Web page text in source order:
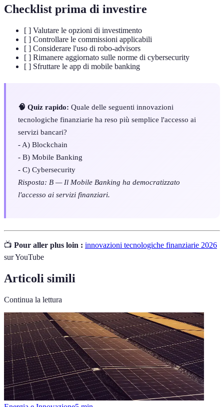
Checklist prima di investire
[ ] Valutare le opzioni di investimento
[ ] Controllare le commissioni applicabili
[ ] Considerare l'uso di robo-advisors
[ ] Rimanere aggiornato sulle norme di cybersecurity
[ ] Sfruttare le app di mobile banking
🧠 Quiz rapido: Quale delle seguenti innovazioni
tecnologiche finanziarie ha reso più semplice l'accesso ai
servizi bancari?
- A) Blockchain
- B) Mobile Banking
- C) Cybersecurity
Risposta: B — Il Mobile Banking ha democratizzato
l'accesso ai servizi finanziari.
📺 Pour aller plus loin : innovazioni tecnologiche finanziarie 2026
sur YouTube
Articoli simili
Continua la lettura